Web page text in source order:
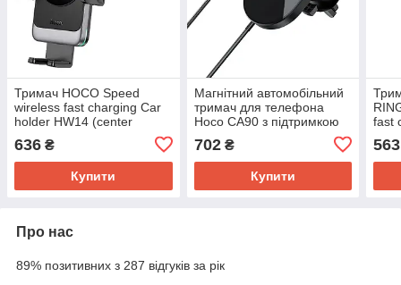
Тримач HOCO Speed
wireless fast charging Car
holder HW14 (center
чорний
636 ₴
Купити
Магнітний автомобільний
тримач для телефона
Hoco CA90 з підтримкою
702₴
Купити
fast
563
Про нас
89% позитивних з 287 відгуків за рік